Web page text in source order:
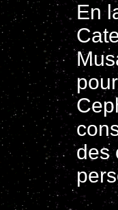
En
des